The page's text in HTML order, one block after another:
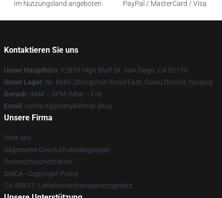
Im Nutzungsland angeboten
PayPal / MasterCard / Visa
Kontaktieren Sie uns
Unser Hauptbüro: 12810 High Bluff Dr. San Diego, CA 92130
Unser Lager: Nr. 8686 Zhongshan Road East, Gulou District, Nanjing
Geruch: 9AM – 5PM (Mon – Fri)
Email : contact@jimmykimmel.shop
Unsere Firma
Über uns
Allgemeine Geschäftsbedingungen
Datenschutzrichtlinien
DMCA - Copyright Policy
CA SB657: Lieferkettentransparenzgesetz